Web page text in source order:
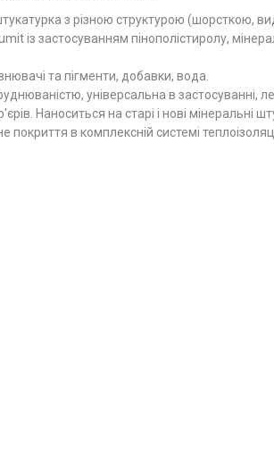
з різною структурою (шорсткою,
із застосуванням пінополістиролу,
та пігменти, добавки, вода.
універсальна в застосуванні,
Наноситься на старі і нові мінеральні
в комплексній системі